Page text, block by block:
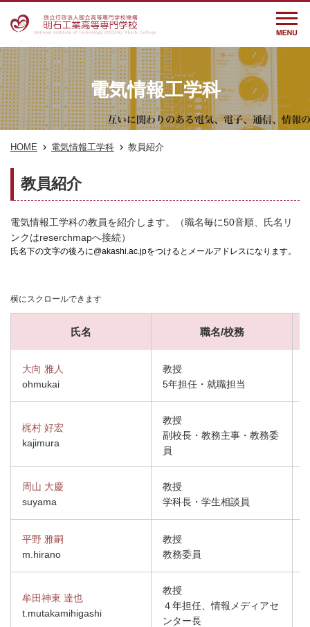
電気情報工学科
HOME 電気情報工学科 教員紹介
教員紹介
電気情報工学科の教員を紹介します。（職名毎に50音順、氏名リ
ンクはreserchmapへ接続）
氏名下の文字の後ろに@akashi.ac.jpをつけるとメールアドレスになります。
氏名 職名/校務
大向 雅人
ohmukai
教授
5年担任・就職担当
梶村 好宏
kajimura
教授
副校長・教務主事・教務委
員
周山 大慶
suyama
教授
学科長・学生相談員
平野 雅嗣
m.hirano
教授
教務委員
牟田神東 達也
t.mutakamihigashi
教授
４年担任、情報メディアセ
ンター長